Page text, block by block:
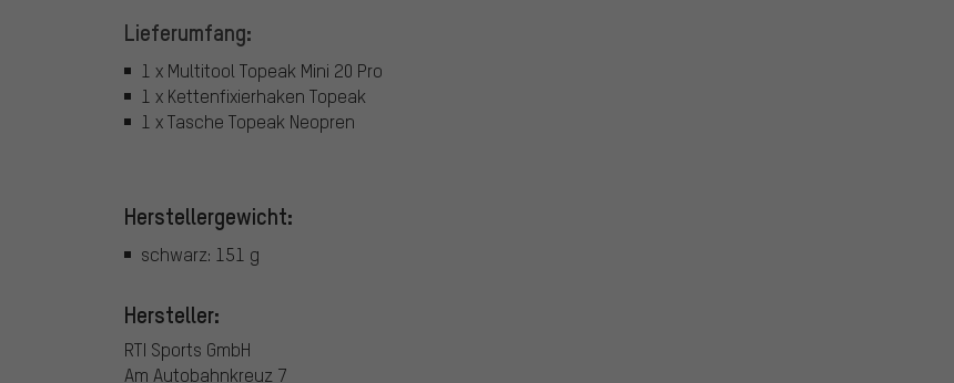
Lieferumfang:
1 x Multitool Topeak Mini 20 Pro
1 x Kettenfixierhaken Topeak
1 x Tasche Topeak Neopren
Herstellergewicht:
schwarz: 151 g
Hersteller:
RTI Sports GmbH
Am Autobahnkreuz 7